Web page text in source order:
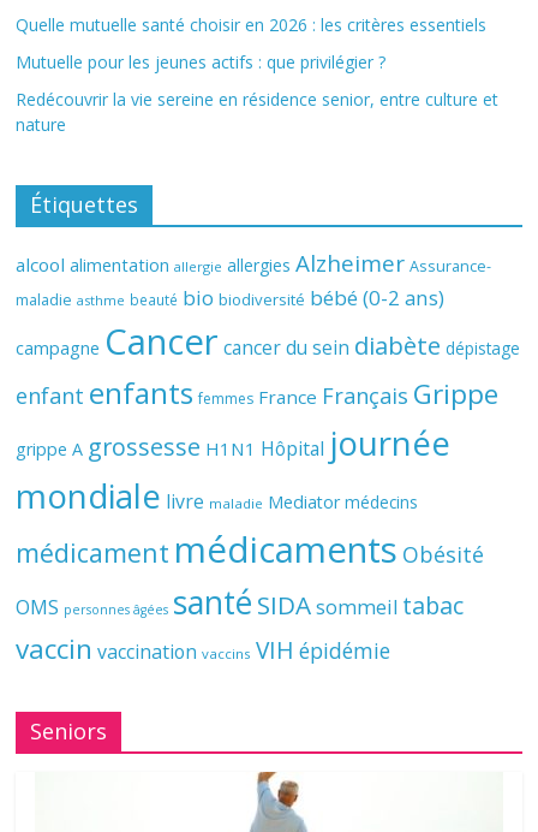
Quelle mutuelle santé choisir en 2026 : les critères essentiels
Mutuelle pour les jeunes actifs : que privilégier ?
Redécouvrir la vie sereine en résidence senior, entre culture et
nature
Étiquettes
alcool alimentation allergie allergies Alzheimer Assurance-
maladie asthme beauté bio biodiversité bébé (0-2 ans)
campagne Cancer cancer du sein diabète dépistage
enfant enfants femmes France Français Grippe
grippe A grossesse H1N1 Hôpital journée
mondiale livre maladie Mediator médecins
médicament médicaments Obésité
OMS personnes âgées santé SIDAsommeil tabac
vaccin vaccination vaccins VIH épidémie
Seniors